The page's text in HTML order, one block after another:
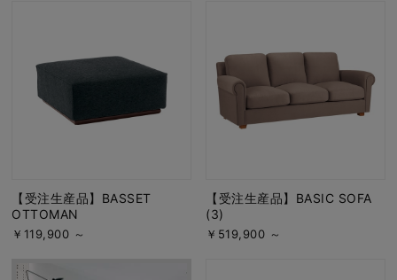
【受注生産品】BASSET
OTTOMAN
￥119,900 ～
【受注生産品】BASIC SOFA
(3)
￥519,900 ～